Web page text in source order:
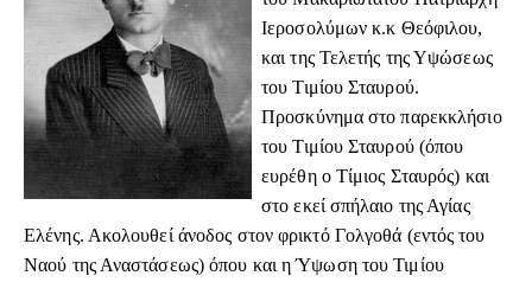
Ιεροσολύμων κ.κ Θεόφιλου,
και της Τελετής της Υψώσεως
του Τιμίου Σταυρού.
Προσκύνημα στο παρεκκλήσιο
του Τιμίου Σταυρού (όπου
ευρέθη ο Τίμιος Σταυρός) και
στο εκεί σπήλαιο της Αγίας
Ελένης. Ακολουθεί άνοδος στον φρικτό Γολγοθά (εντός του
Ναού της Αναστάσεως) όπου και η Ύψωση του Τιμίου